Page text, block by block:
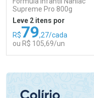
Supreme Pro 800g
Leve 2 itens por
R$79,27/cada
ou R$ 105,69/un